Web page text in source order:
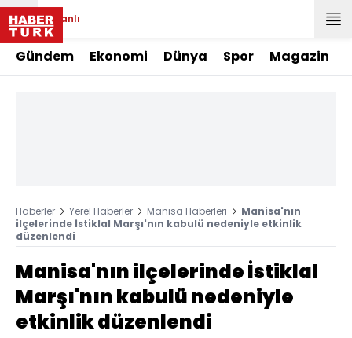
Canlı
Gündem Ekonomi Dünya Spor Magazin
Haberler Yerel Haberler Manisa Haberleri
Manisa'nın
ilçelerinde İstiklal Marşı'nın kabulü nedeniyle etkinlik
düzenlendi
Manisa'nın ilçelerinde İstiklal
Marşı'nın kabulü nedeniyle
etkinlik düzenlendi